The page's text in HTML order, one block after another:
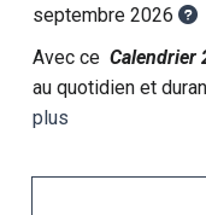
septembre 2026
Avec ceCalendrier
au quotidien et
plus